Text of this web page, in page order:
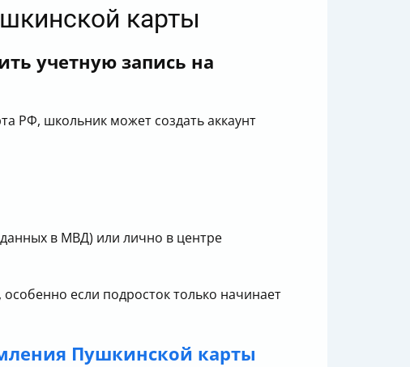
карты
учетную запись на
РФ, школьник может создать аккаунт
в МВД) или лично в центре
если подросток только начинает
Пушкинской карты